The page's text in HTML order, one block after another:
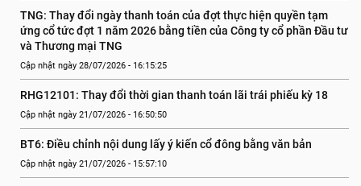
TNG: Thay đổi ngày thanh toán của đợt thực hiện quyền tạm
ứng cổ tức đợt 1 năm 2026 bằng tiền của Công ty cổ phần Đầu tư
và Thương mại TNG
Cập nhật ngày 28/07/2026 - 16:15:25
RHG12101: Thay đổi thời gian thanh toán lãi trái phiếu kỳ 18
Cập nhật ngày 21/07/2026 - 16:50:50
BT6: Điều chỉnh nội dung lấy ý kiến cổ đông bằng văn bản
Cập nhật ngày 21/07/2026 - 15:57:10